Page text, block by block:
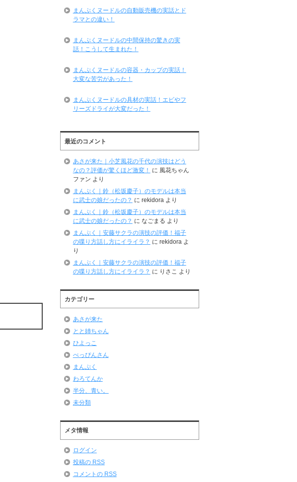
まんぷくヌードルの自動販売機の実話とド
ラマとの違い！
まんぷくヌードルの中間保持の驚きの実
話！こうして生まれた！
まんぷくヌードルの容器・カップの実話！
大変な苦労があった！
まんぷくヌードルの具材の実話！エビやフ
リーズドライが大変だった！
最近のコメント
あさが来た｜小芝風花の千代の演技はどう
なの？評価が驚くほど激変！
に 風花ちゃん
ファン より
まんぷく｜鈴（松坂慶子）のモデルは本当
に武士の娘だったの？ に rekidora より
まんぷく｜鈴（松坂慶子）のモデルは本当
に武士の娘だったの？ に なごまる より
まんぷく｜安藤サクラの演技の評価！福子
の喋り方話し方にイライラ？ に rekidora よ
り
まんぷく｜安藤サクラの演技の評価！福子
の喋り方話し方にイライラ？ に りさこ より
カテゴリー
あさが来た
とと姉ちゃん
ひよっこ
べっぴんさん
まんぷく
わろてんか
半分、青い。
未分類
メタ情報
ログイン
投稿の RSS
コメントの RSS